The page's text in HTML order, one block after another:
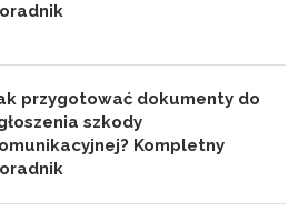
przygotować dokumenty do
szkody
Kompletny